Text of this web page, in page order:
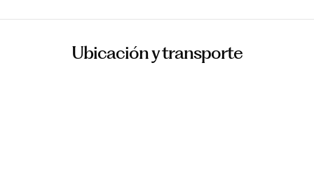
Ubicación y transporte